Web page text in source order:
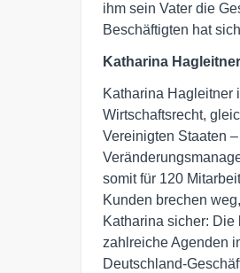
ihm sein Vater die
Beschäftigten hat
Katharina Hagleitner
Katharina Hagleitner
Wirtschaftsrecht,
Vereinigten Staaten
somit für 120
Kunden brechen
Katharina sicher: Die
zahlreiche Agenden
Deutschland-